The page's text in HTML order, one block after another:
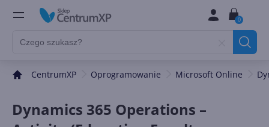
0
CentrumXP Oprogramowanie Microsoft Online
Dynamics 365 Operations –